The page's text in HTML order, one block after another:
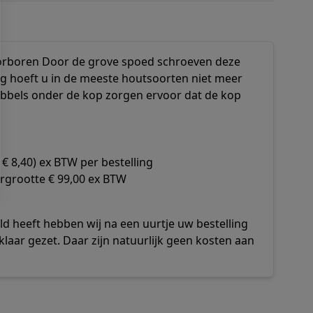
Door de grove spoed schroeven deze
hoeft u in de meeste houtsoorten niet meer
onder de kop zorgen ervoor dat de kop
8,40) ex BTW per bestelling
€ 99,00 ex BTW
heeft hebben wij na een uurtje uw bestelling
gezet. Daar zijn natuurlijk geen kosten aan